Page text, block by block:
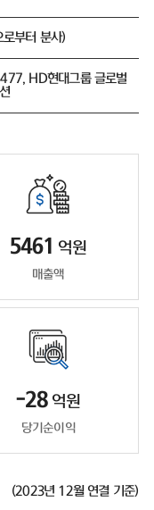
부터 분사)
HD현대그룹 글로벌
5461 억원
매출액
-28 억원
당기순이익
(2023년 12월 연결 기준)